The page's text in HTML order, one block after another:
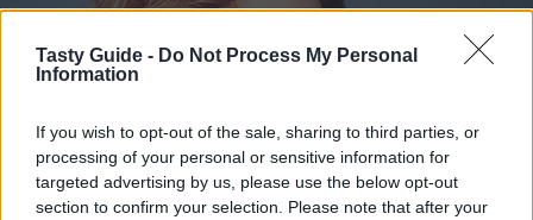
Tasty Guide - Do Not Process My Personal
Information
If you wish to opt-out of the sale, sharing to third parties, or
processing of your personal or sensitive information for
targeted advertising by us, please use the below opt-out
section to confirm your selection. Please note that after your